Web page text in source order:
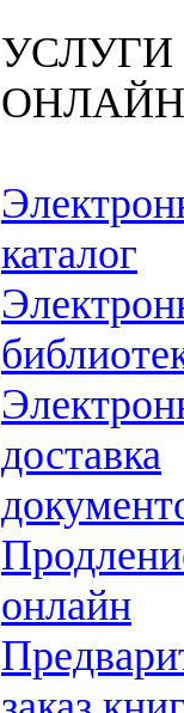
УСЛУГИ
ОНЛАЙН
каталог
доставка
онлайн